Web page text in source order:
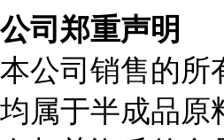
公司郑重声明
本公司销售的所
均属于半成品原